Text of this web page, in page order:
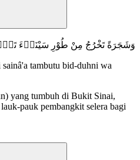
وَشَجَرَةً تَخْرُجُ مِنْ طُوْرِ سَيْنَاۤءَ
tambutu bid-duhni wa
yang tumbuh di Bukit Sinai,
pauk pembangkit selera bagi